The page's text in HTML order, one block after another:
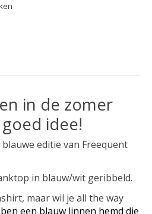
in de zomer
idee!
editie van Freequent
in blauw/wit geribbeld.
maar wil je all the way
een blauw linnen hemd die